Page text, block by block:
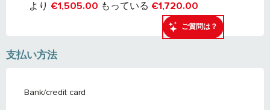
ご質問は？
27 8月 2027
より €1,505.00 もっている €1,720.00
支払い方法
Bank/credit card